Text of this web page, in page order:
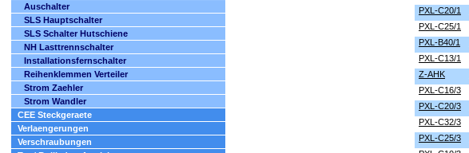
Auschalter
SLS Hauptschalter
SLS Schalter Hutschiene
NH Lasttrennschalter
Installationsfernschalter
Reihenklemmen Verteiler
Strom Zaehler
Strom Wandler
CEE Steckgeraete
Verlaengerungen
Verschraubungen
PXL-C20/1
PXL-C25/1
PXL-B40/1
PXL-C13/1
Z-AHK
PXL-C16/3
PXL-C20/3
PXL-C32/3
PXL-C25/3